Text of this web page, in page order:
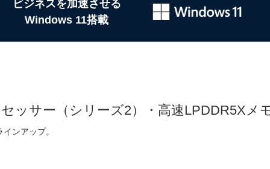
ビジネスを加速させる
Windows 11搭載
ッサー（シリーズ2）・高速LPDDR5Xメ
ンアップ。